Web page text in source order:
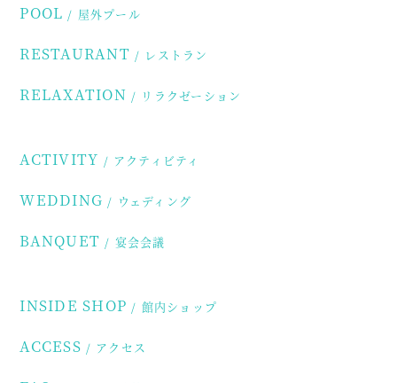
POOL 屋外プール
RESTAURANT レストラン
RELAXATION リラクゼーション
ACTIVITY アクティビティ
WEDDING ウェディング
BANQUET 宴会会議
INSIDE SHOP 館内ショップ
ACCESS アクセス